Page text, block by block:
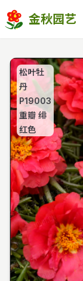
金秋园艺
松叶牡
丹
P19003
重瓣 绯
红色